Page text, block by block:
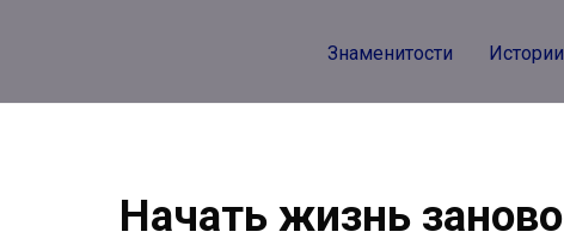
Знаменитости Истории
Начать жизнь заново